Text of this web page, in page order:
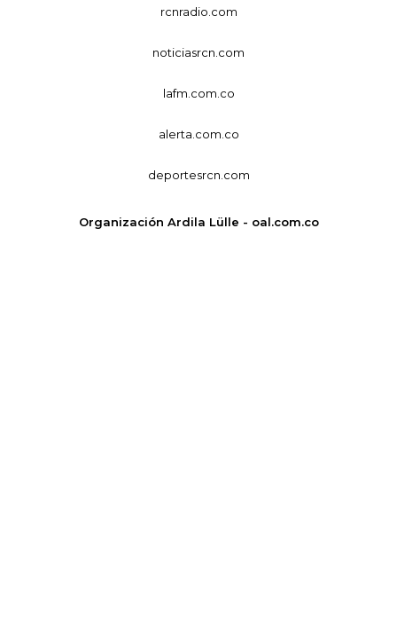
rcnradio.com
noticiasrcn.com
lafm.com.co
alerta.com.co
deportesrcn.com
Organización Ardila Lülle - oal.com.co